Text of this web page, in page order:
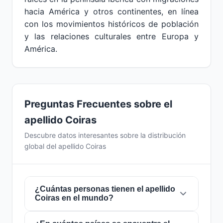
hacia América y otros continentes, en línea
con los movimientos históricos de población
y las relaciones culturales entre Europa y
América.
Preguntas Frecuentes sobre el
apellido Coiras
Descubre datos interesantes sobre la distribución
global del apellido Coiras
¿Cuántas personas tienen el apellido
Coiras en el mundo?